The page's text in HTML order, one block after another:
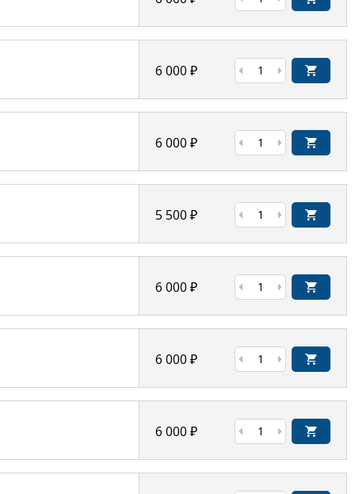
6 000 ₽
6 000 ₽
5 500 ₽
6 000 ₽
6 000 ₽
6 000 ₽